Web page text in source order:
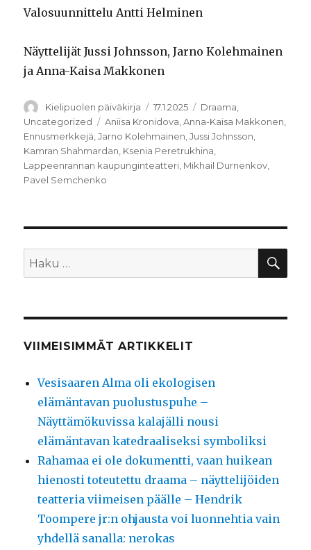
Valosuunnittelu Antti Helminen
Näyttelijät Jussi Johnsson, Jarno Kolehmainen
ja Anna-Kaisa Makkonen
Kirjoittaja
Kielipuolen päiväkirja Julkaistu
17.1.2025 Kategoriat
Draama
Uncategorized
Avainsanat
Aniisa Kronidova,Anna-Kaisa Makkonen,
Ennusmerkkejä,Jarno Kolehmainen,Jussi Johnsson,
Kamran Shahmardan, Ksenia Peretrukhina,
Lappeenrannan kaupunginteatteri, Mikhail Durnenkov,
Pavel Semchenko
Etsi:
VIIMEISIMMÄT ARTIKKELIT
Vesisaaren Alma oli ekologisen
elämäntavan puolustuspuhe –
Näyttämökuvissa kalajälli nousi
elämäntavan katedraaliseksi symboliksi
Rahamaa ei ole dokumentti, vaan huikean
hienosti toteutettu draama – näyttelijöiden
teatteria viimeisen päälle – Hendrik
Toompere jr:n ohjausta voi luonnehtia vain
yhdellä sanalla: nerokas